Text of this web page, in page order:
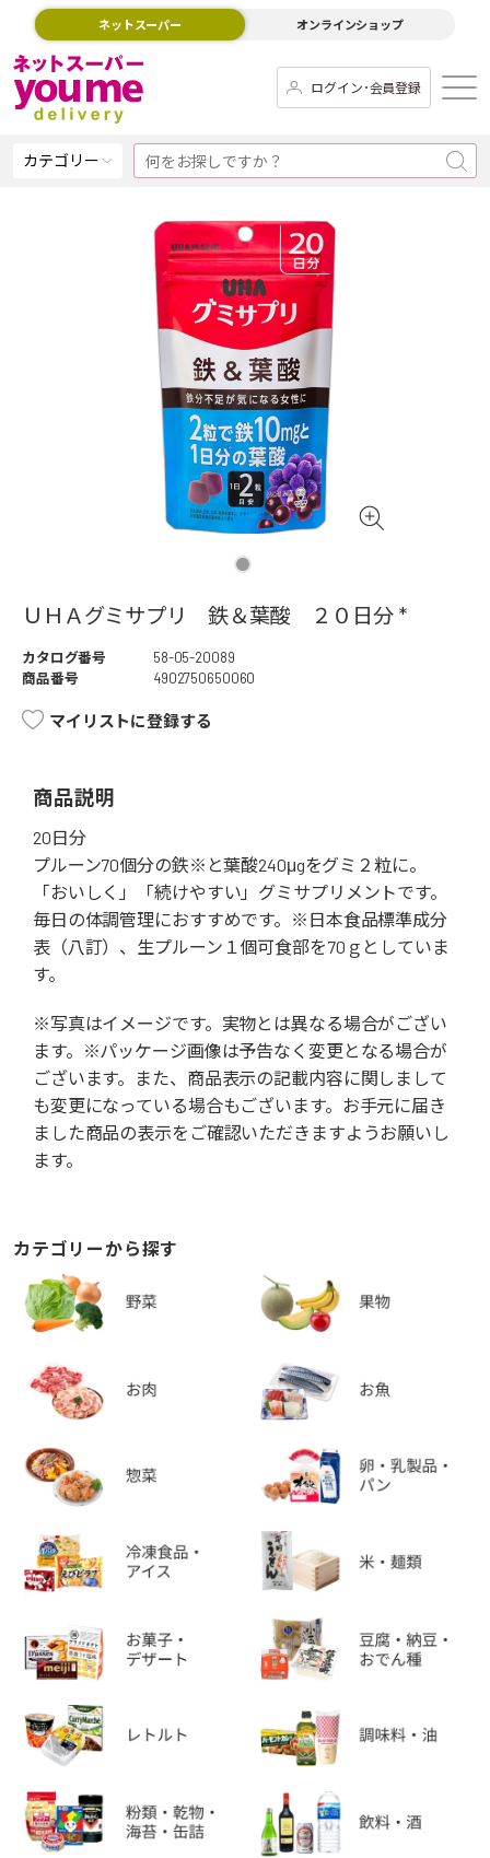
ネットスーパー オンラインショップ
ログイン･会員登録
カテゴリー
ＵＨＡグミサプリ 鉄＆葉酸 ２０日分 *
カタログ番号
58-05-20089
商品番号
4902750650060
マイリストに登録する
商品説明
20日分
プルーン70個分の鉄※と葉酸240μgをグミ２粒に。
「おいしく」「続けやすい」グミサプリメントです。
毎日の体調管理におすすめです。※日本食品標準成分
表（八訂）、生プルーン１個可食部を70ｇとしていま
す。
※写真はイメージです。実物とは異なる場合がござい
ます。※パッケージ画像は予告なく変更となる場合が
ございます。また、商品表示の記載内容に関しまして
も変更になっている場合もございます。お手元に届き
ました商品の表示をご確認いただきますようお願いし
ます。
カテゴリーから探す